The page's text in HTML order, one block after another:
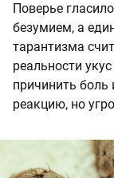
Поверье
безумием, а
тарантизма
реальности
причинить
реакцию, но